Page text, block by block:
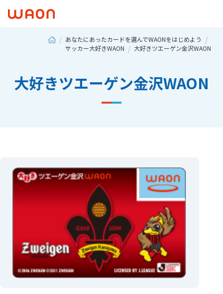
あなたにあったカードを選んでWAONをはじめよう
サッカー大好きWAON
大好きツエーゲン金沢WAON
大好きツエーゲン金沢WAON